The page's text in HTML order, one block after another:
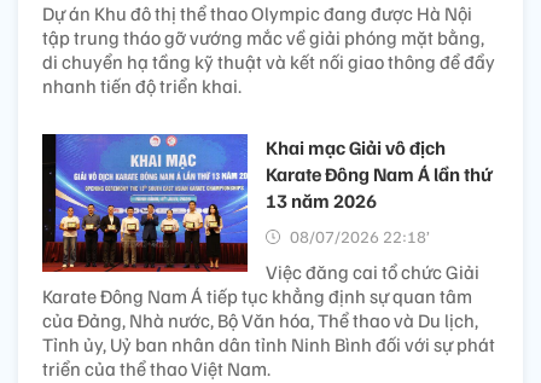
Dự án Khu đô thị thể thao Olympic đang được Hà Nội
tập trung tháo gỡ vướng mắc về giải phóng mặt bằng,
di chuyển hạ tầng kỹ thuật và kết nối giao thông để đẩy
nhanh tiến độ triển khai.
Khai mạc Giải vô địch
Karate Đông Nam Á lần thứ
13 năm 2026
08/07/2026 22:18’
Việc đăng cai tổ chức Giải
Karate Đông Nam Á tiếp tục khẳng định sự quan tâm
của Đảng, Nhà nước, Bộ Văn hóa, Thể thao và Du lịch,
Tỉnh ủy, Uỷ ban nhân dân tỉnh Ninh Bình đối với sự phát
triển của thể thao Việt Nam.